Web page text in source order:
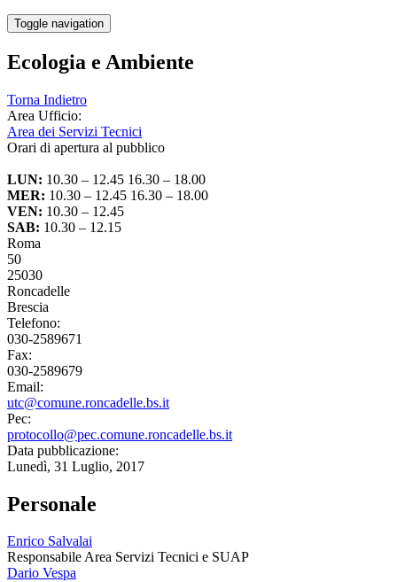
Toggle navigation
Ecologia e Ambiente
Torna Indietro
Area Ufficio:
Area dei Servizi Tecnici
Orari di apertura al pubblico
LUN: 10.30 – 12.45 16.30 – 18.00
MER: 10.30 – 12.45 16.30 – 18.00
VEN: 10.30 – 12.45
SAB: 10.30 – 12.15
Roma
50
25030
Roncadelle
Brescia
Telefono:
030-2589671
Fax:
030-2589679
Email:
utc@comune.roncadelle.bs.it
Pec:
protocollo@pec.comune.roncadelle.bs.it
Data pubblicazione:
Lunedì, 31 Luglio, 2017
Personale
Enrico Salvalai
Responsabile Area Servizi Tecnici e SUAP
Dario Vespa